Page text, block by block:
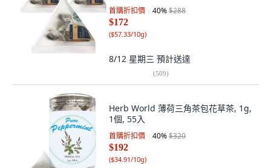
首購折扣價 40%$288
$172
($57.33/10g)
8/12 星期三 預計送達
(509)
Herb World 薄荷三角茶包花草茶, 1g,
1個, 55入
首購折扣價 40%$320
$192
($34.91/10g)